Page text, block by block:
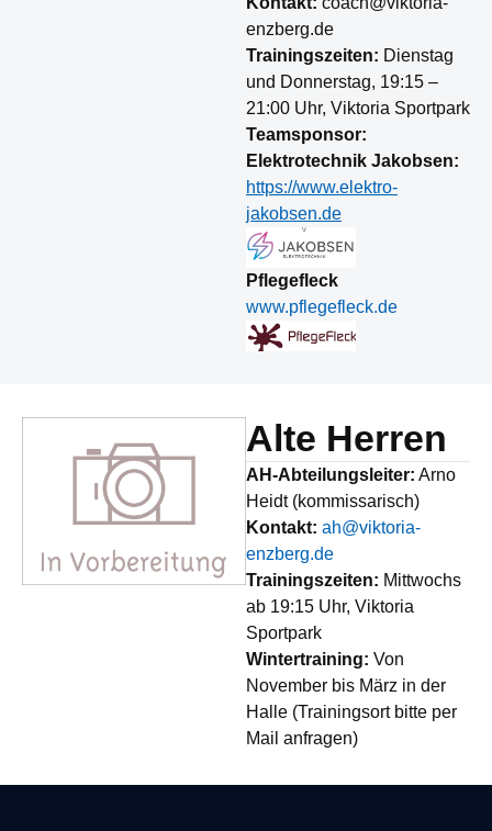
enzberg.de
Trainingszeiten: Dienstag
und Donnerstag, 19:15 –
21:00 Uhr, Viktoria Sportpark
Teamsponsor:
Elektrotechnik Jakobsen:
https://www.elektro-
jakobsen.de
Pflegefleck
www.pflegefleck.de
Alte Herren
AH-Abteilungsleiter: Arno
Heidt (kommissarisch)
Kontakt: ah@viktoria-
enzberg.de
Trainingszeiten: Mittwochs
ab 19:15 Uhr, Viktoria
Sportpark
Wintertraining: Von
November bis März in der
Halle (Trainingsort bitte per
Mail anfragen)